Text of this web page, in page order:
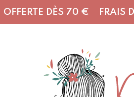
OFFERTE DÈS 70 € FRAIS